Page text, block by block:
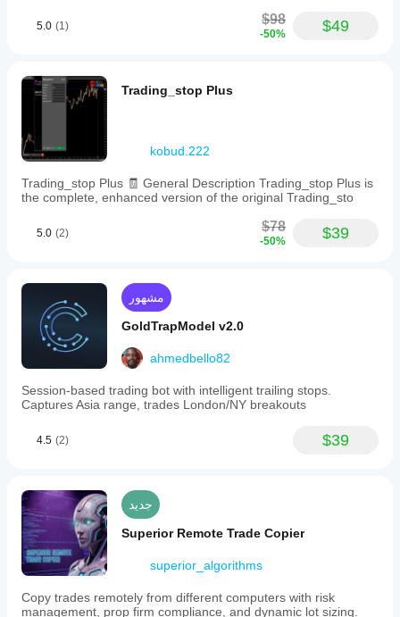
5.0 (1) $98
-50% $49
Trading_stop Plus
kobud.222
Trading_stop Plus 🧾 General Description Trading_stop Plus is
the complete, enhanced version of the original Trading_sto
5.0 (2) $78
-50% $39
مشهور
GoldTrapModel v2.0
ahmedbello82
Session-based trading bot with intelligent trailing stops.
Captures Asia range, trades London/NY breakouts
4.5 (2) $39
جديد
Superior Remote Trade Copier
superior_algorithms
Copy trades remotely from different computers with risk
management, prop firm compliance, and dynamic lot sizing.